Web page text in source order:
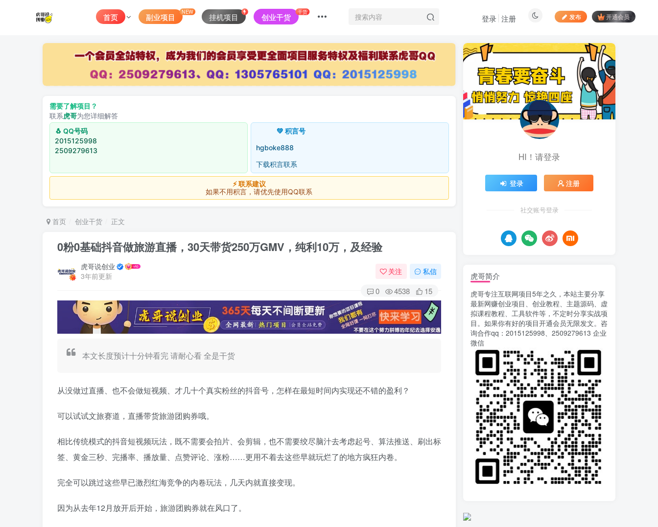
首页 副业项目
NEW
挂机项目 创业干货
干货
发布 开通会员
登录 注册
需要了解项目？
联系虎哥为您详细解答
🐧 QQ号码
2015125998
2509279613
💚 积言号
hgboke888
下载积言联系
⚡ 联系建议
如果不用积言，请优先使用QQ联系
首页 创业干货 正文
0粉0基础抖音做旅游直播，30天带货250万GMV，纯利10万，及经验
虎哥说创业
3年前更新
关注 私信
0 4538 15
本文长度预计十分钟看完 请耐心看 全是干货
从没做过直播、也不会做短视频、才几十个真实粉丝的抖音号，怎样在最短时间内实现还不错的盈利？
可以试试文旅赛道，直播带货旅游团购券哦。
相比传统模式的抖音短视频玩法，既不需要会拍片、会剪辑，也不需要绞尽脑汁去考虑起号、算法推送、刷出标
签、黄金三秒、完播率、播放量、点赞评论、涨粉……更用不着去这些早就玩烂了的地方疯狂内卷。
完全可以跳过这些早已激烈红海竞争的内卷玩法，几天内就直接变现。
因为从去年12月放开后开始，旅游团购券就在风口了。
最新文章
1 居家拍视频 苹果手动采
集项目 第一人称视角手部操
作视频采集 一天收入轻松百
元起昨天 905
2 向日葵拉新接码平台，一
个号码可撸120+，号码多的
翻倍
6天前
最新海外僵尸防御之战游
150+
目，一部手机轻松日赚
载安装app即可获取高额收
益
5
自媒体代发文章项目 一
程托管模式，零成本躺赚
8天前 526
7
Codex自动化运营X，月
入千刀，5000字干货 献给
630
8
运营几年的熊猫平台任务
点赞关注播放收藏任务自动
化项目 单号5-10+收益 可批
量
11天前 753
9 苏宁自动化采集，电脑挂
机项目复活，稳定50+ 可批
量
14天前 905
10
录屏团购商家浏览 每天
可无限做 单条/0.6 一天轻松
几百条 每天日结 多做多得
15天前 656
HI！请登录
登录 注册
社交账号登录
虎哥简介
虎哥专注互联网项目5年之久，本站主要分享
最新网赚创业项目、创业教程、主题源码、虚
拟课程教程、工具软件等，不定时分享实战项
目。如果你有好的项目开通会员无限发文。咨
询合作qq：2015125998、2509279613 企业
微信